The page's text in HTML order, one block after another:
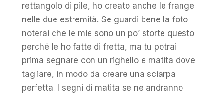
rettangolo di pile, ho creato anche le frange
nelle due estremità. Se guardi bene la foto
noterai che le mie sono un po’ storte questo
perché le ho fatte di fretta, ma tu potrai
prima segnare con un righello e matita dove
tagliare, in modo da creare una sciarpa
perfetta! I segni di matita se ne andranno